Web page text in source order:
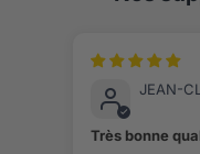
JEAN-
Très bonne